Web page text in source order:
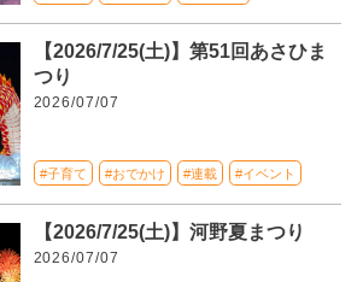
【2026/7/25(土)】第51回あさひま
つり
2026/07/07
#子育て #おでかけ #連載 #イベント
【2026/7/25(土)】河野夏まつり
2026/07/07